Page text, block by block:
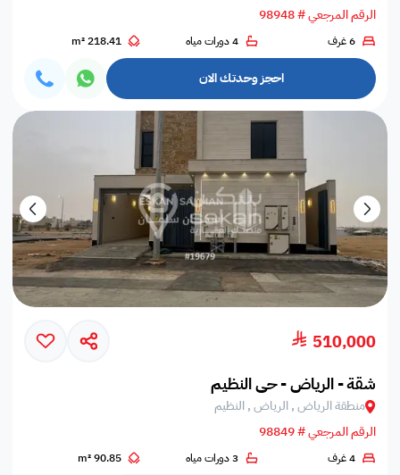
الرقم المرجعي # 98948
6 غرف 4 دورات مياه 218.41 m²
احجز وحدتك الان
510,000
شقة - الرياض - حي النظيم
منطقة الرياض , الرياض , النظيم
الرقم المرجعي # 98849
4 غرف 3 دورات مياه 90.85 m²